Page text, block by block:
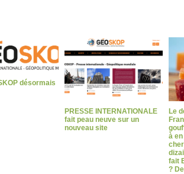
désormais
PRESSE INTERNATIONALE
fait peau neuve sur un
nouveau site
Le
à
fait
?